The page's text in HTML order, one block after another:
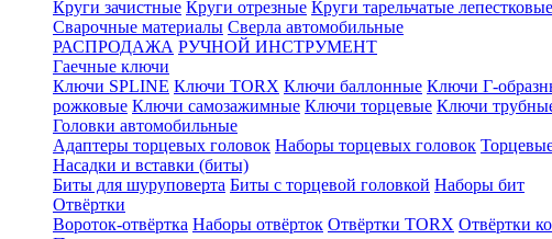
Круги зачистные Круги отрезные Круги тарельчатые лепестковые
Сварочные материалы Сверла автомобильные
РАСПРОДАЖА РУЧНОЙ ИНСТРУМЕНТ
Гаечные ключи
Ключи SPLINE Ключи TORX Ключи баллонные Ключи Г-
рожковые Ключи самозажимные Ключи торцевые Ключи
Головки автомобильные
Адаптеры торцевых головок Наборы торцевых головок
Насадки и вставки (биты)
Биты для шуруповерта Биты с торцевой головкой Наборы бит
Отвёртки
Вороток-отвёртка Наборы отвёрток Отвёртки TORX Отвёртки